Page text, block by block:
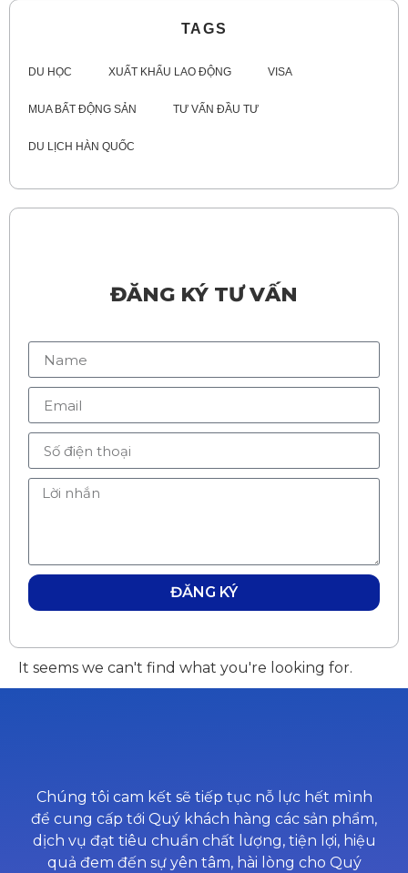
It seems we can't find what you're looking for.
TAGS
DU HỌC XUẤT KHẨU LAO ĐỘNG VISA
MUA BẤT ĐỘNG SẢN TƯ VẤN ĐẦU TƯ
DU LỊCH HÀN QUỐC
ĐĂNG KÝ TƯ VẤN
ĐĂNG KÝ
Chúng tôi cam kết sẽ tiếp tục nỗ lực hết mình
để cung cấp tới Quý khách hàng các sản phẩm,
dịch vụ đạt tiêu chuẩn chất lượng, tiện lợi, hiệu
quả đem đến sự yên tâm, hài lòng cho Quý